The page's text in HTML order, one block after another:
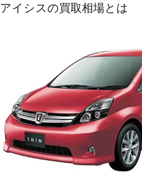
アイシスの買取相場とは